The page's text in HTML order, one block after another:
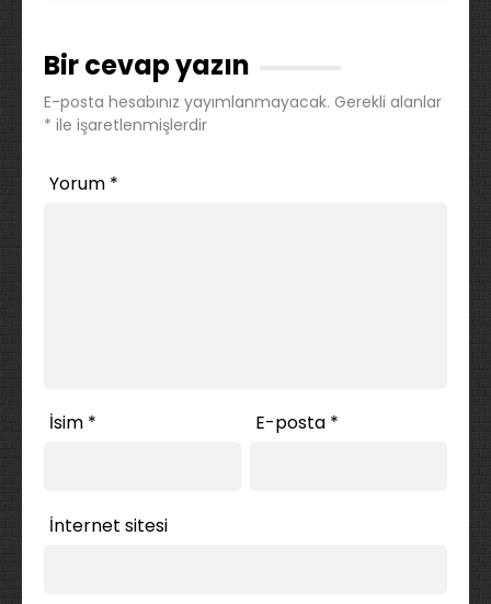
Bir cevap yazın
E-posta hesabınız yayımlanmayacak. Gerekli alanlar
* ile işaretlenmişlerdir
Yorum *
İsim * E-posta *
İnternet sitesi